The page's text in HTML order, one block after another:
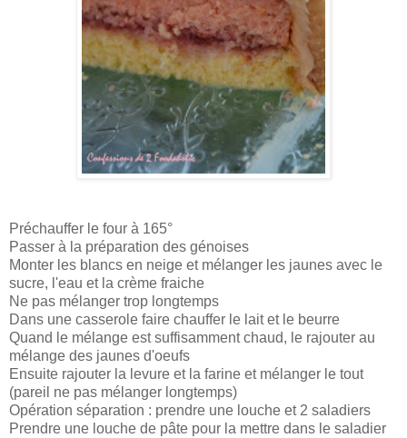
Préchauffer le four à 165°
Passer à la préparation des génoises
Monter les blancs en neige et mélanger les jaunes avec le
sucre, l'eau et la crème fraiche
Ne pas mélanger trop longtemps
Dans une casserole faire chauffer le lait et le beurre
Quand le mélange est suffisamment chaud, le rajouter au
mélange des jaunes d'oeufs
Ensuite rajouter la levure et la farine et mélanger le tout
(pareil ne pas mélanger longtemps)
Opération séparation : prendre une louche et 2 saladiers
Prendre une louche de pâte pour la mettre dans le saladier